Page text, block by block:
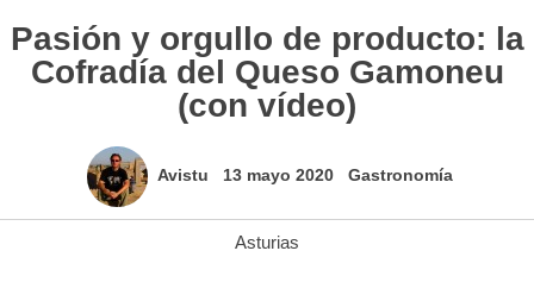
Pasión y orgullo de producto: la
Cofradía del Queso Gamoneu
(con vídeo)
Avistu 13 mayo 2020 Gastronomía
Asturias